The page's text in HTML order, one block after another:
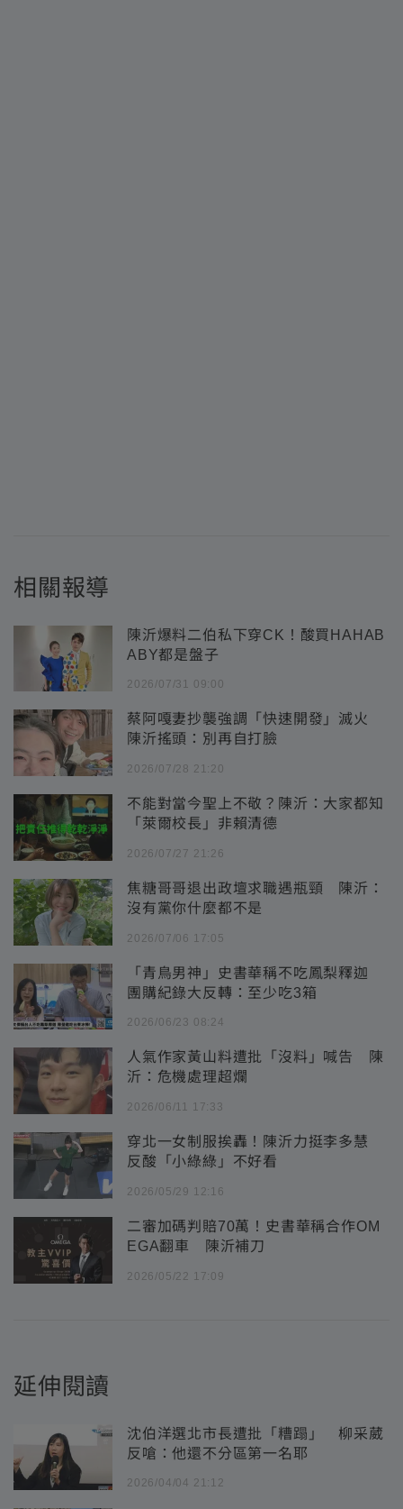
相關報導
陳沂爆料二伯私下穿CK！酸買HAHAB
ABY都是盤子
2026/07/31 09:00
蔡阿嘎妻抄襲強調「快速開發」滅火
陳沂搖頭：別再自打臉
2026/07/28 21:20
不能對當今聖上不敬？陳沂：大家都知
「萊爾校長」非賴清德
2026/07/27 21:26
焦糖哥哥退出政壇求職遇瓶頸 陳沂：
沒有黨你什麼都不是
2026/07/06 17:05
「青鳥男神」史書華稱不吃鳳梨釋迦
團購紀錄大反轉：至少吃3箱
2026/06/23 08:24
人氣作家黃山料遭批「沒料」喊告 陳
沂：危機處理超爛
2026/06/11 17:33
穿北一女制服挨轟！陳沂力挺李多慧
反酸「小綠綠」不好看
2026/05/29 12:16
二審加碼判賠70萬！史書華稱合作OM
EGA翻車 陳沂補刀
2026/05/22 17:09
延伸閱讀
沈伯洋選北市長遭批「糟蹋」 柳采葳
反嗆：他還不分區第一名耶
2026/04/04 21:12